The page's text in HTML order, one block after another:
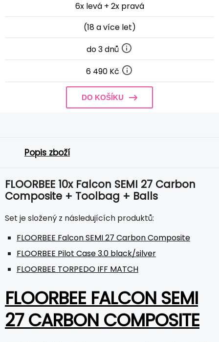
6x levá + 2x pravá
(18 a více let)
do 3 dnů
6 490 Kč
DO KOŠÍKU
Popis zboží
FLOORBEE 10x Falcon SEMI 27 Carbon
Composite + Toolbag + Balls
Set je složený z následujících produktů:
FLOORBEE Falcon SEMI 27 Carbon Composite
FLOORBEE Pilot Case 3.0 black/silver
FLOORBEE TORPEDO IFF MATCH
FLOORBEE FALCON SEMI
27 CARBON COMPOSITE